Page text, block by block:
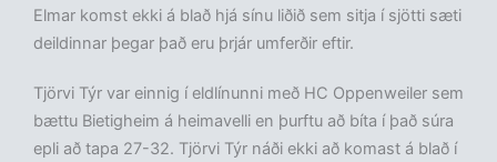
Elmar komst ekki á blað hjá sínu liðið sem sitja í sjötti sæti
deildinnar þegar það eru þrjár umferðir eftir.
Tjörvi Týr var einnig í eldlínunni með HC Oppenweiler sem
bættu Bietigheim á heimavelli en þurftu að bíta í það súra
epli að tapa 27-32. Tjörvi Týr náði ekki að komast á blað í